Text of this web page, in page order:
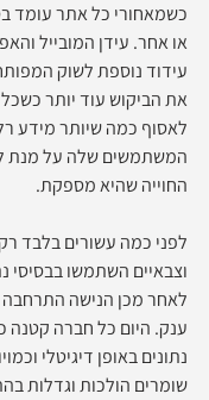
כשמאחורי כל אתר עומד
או אחר. עידן המובייל
עידוד נוספת לשוק
את הביקוש עוד יותר
לאסוף כמה שיותר מידע
המשתמשים שלה על מנת
החוייה שהיא מספקת.
לפני כמה עשורים בלבד
וצבאיים השתמשו בבסיסי
לאחר מכן הנישה התרחבה
ענק. היום כל חברה
נתונים באופן דיגיטלי
שומרים הולכות וגדלות